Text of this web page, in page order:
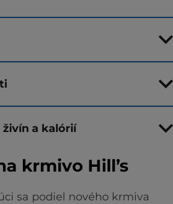
a kalórií
krmivo Hill’s
sa podiel nového krmiva